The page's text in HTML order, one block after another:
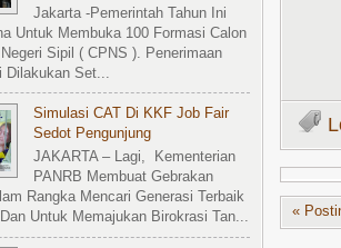
«
Jakarta -Pemerintah Tahun Ini
Untuk Membuka 100 Formasi Calon
Sipil ( CPNS ). Penerimaan
Dilakukan Set...
Simulasi CAT Di KKF Job Fair
Sedot Pengunjung
JAKARTA – Lagi, Kementerian
PANRB Membuat Gebrakan
Rangka Mencari Generasi Terbaik
Untuk Memajukan Birokrasi Tan...